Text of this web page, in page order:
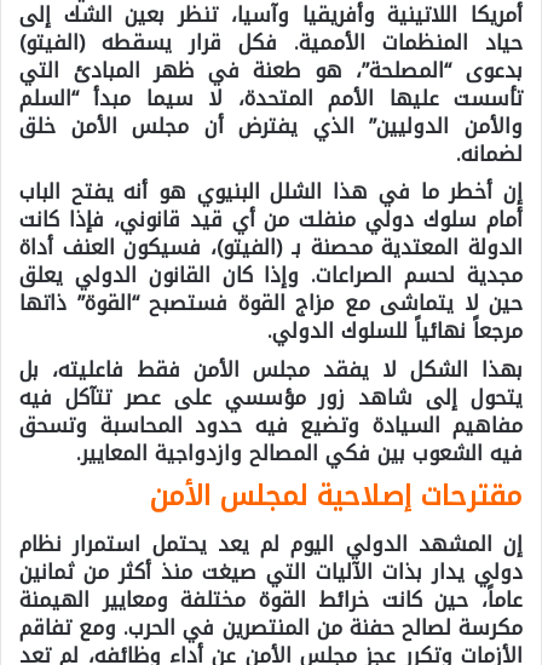
أمريكا اللاتينية وأفريقيا وآسيا، تنظر بعين الشك إلى
حياد المنظمات الأممية. فكل قرار يسقطه (الفيتو)
بدعوى “المصلحة”، هو طعنة في ظهر المبادئ التي
تأسست عليها الأمم المتحدة، لا سيما مبدأ “السلم
والأمن الدوليين” الذي يفترض أن مجلس الأمن خلق
لضمانه.
إن أخطر ما في هذا الشلل البنيوي هو أنه يفتح الباب
أمام سلوك دولي منفلت من أي قيد قانوني، فإذا كانت
الدولة المعتدية محصنة بـ (الفيتو)، فسيكون العنف أداة
مجدية لحسم الصراعات. وإذا كان القانون الدولي يعلق
حين لا يتماشى مع مزاج القوة فستصبح “القوة” ذاتها
مرجعاً نهائياً للسلوك الدولي.
بهذا الشكل لا يفقد مجلس الأمن فقط فاعليته، بل
يتحول إلى شاهد زور مؤسسي على عصر تتآكل فيه
مفاهيم السيادة وتضيع فيه حدود المحاسبة وتسحق
فيه الشعوب بين فكي المصالح وازدواجية المعايير.
مقترحات إصلاحية لمجلس الأمن
إن المشهد الدولي اليوم لم يعد يحتمل استمرار نظام
دولي يدار بذات الآليات التي صيغت منذ أكثر من ثمانين
عاماً، حين كانت خرائط القوة مختلفة ومعايير الهيمنة
مكرسة لصالح حفنة من المنتصرين في الحرب. ومع تفاقم
الأزمات وتكرر عجز مجلس الأمن عن أداء وظائفه، لم تعد